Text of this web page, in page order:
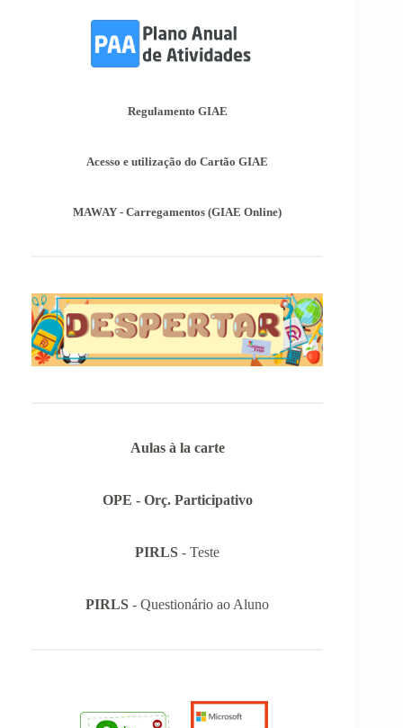
Informações-Prova Provas de
Equivalência à Frequência (PEF)
as mesmas podem ser consultadas no separador
Regulamento GIAE
Acesso e utilização do Cartão GIAE
MAWAY - Carregamentos (GIAE Online)
Aulas à la carte
OPE - Orç. Participativo
PIRLS - Teste
PIRLS - Questionário ao Aluno